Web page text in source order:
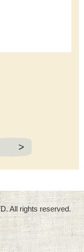
All rights reserved.